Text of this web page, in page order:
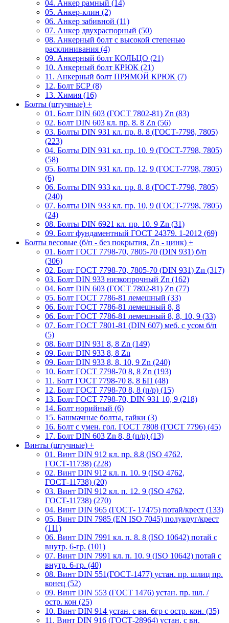
04. Анкер рамный (14)
05. Анкер-клин (2)
06. Анкер забивной (11)
07. Анкер двухраспорный (50)
08. Анкерный болт с высокой степенью
расклинивания (4)
09. Анкерный болт КОЛЬЦО (21)
10. Анкерный болт КРЮК (21)
11. Анкерный болт ПРЯМОЙ КРЮК (7)
12. Болт БСР (8)
13. Химия (16)
Болты (штучные) +
01. Болт DIN 603 (ГОСТ 7802-81) Zn (83)
02. Болт DIN 603 кл. пр. 8. 8 Zn (56)
03. Болты DIN 931 кл. пр. 8. 8 (ГОСТ-7798, 7805)
(223)
04. Болты DIN 931 кл. пр. 10. 9 (ГОСТ-7798, 7805)
(58)
05. Болты DIN 931 кл. пр. 12. 9 (ГОСТ-7798, 7805)
(6)
06. Болты DIN 933 кл. пр. 8. 8 (ГОСТ-7798, 7805)
(240)
07. Болты DIN 933 кл. пр. 10, 9 (ГОСТ-7798, 7805)
(24)
08. Болты DIN 6921 кл. пр. 10. 9 Zn (31)
09. Болт фундаментный ГОСТ 24379. 1-2012 (69)
Болты весовые (б/п - без покрытия, Zn - цинк) +
01. Болт ГОСТ 7798-70, 7805-70 (DIN 931) б/п
(306)
02. Болт ГОСТ 7798-70, 7805-70 (DIN 931) Zn (317)
03. Болт DIN 933 низкопрочный Zn (162)
04. Болт DIN 603 (ГОСТ 7802-81) Zn (77)
05. Болт ГОСТ 7786-81 лемешный (33)
06. Болт ГОСТ 7786-81 лемешный 8, 8
06. Болт ГОСТ 7786-81 лемешный 8, 8, 10, 9 (33)
07. Болт ГОСТ 7801-81 (DIN 607) меб. с усом б/п
(5)
08. Болт DIN 931 8, 8 Zn (149)
09. Болт DIN 933 8, 8 Zn
09. Болт DIN 933 8, 8, 10, 9 Zn (240)
10. Болт ГОСТ 7798-70 8, 8 Zn (193)
11. Болт ГОСТ 7798-70 8, 8 БП (48)
12. Болт ГОСТ 7798-70 8, 8 (п/р) (15)
13. Болт ГОСТ 7798-70, DIN 931 10, 9 (218)
14. Болт норийный (6)
15. Башмачные болты, гайки (3)
16. Болт с умен. гол. ГОСТ 7808 (ГОСТ 7796) (45)
17. Болт DIN 603 Zn 8, 8 (п/р) (13)
Винты (штучные) +
01. Винт DIN 912 кл. пр. 8.8 (ISO 4762,
ГОСТ-11738) (228)
02. Винт DIN 912 кл. п. 10. 9 (ISO 4762,
ГОСТ-11738) (20)
03. Винт DIN 912 кл. п. 12. 9 (ISO 4762,
ГОСТ-11738) (270)
04. Винт DIN 965 (ГОСТ- 17475) потай/крест (133)
05. Винт DIN 7985 (EN ISO 7045) полукруг/крест
(111)
06. Винт DIN 7991 кл. п. 8. 8 (ISO 10642) потай с
внутр. 6-гр. (101)
07. Винт DIN 7991 кл. п. 10. 9 (ISO 10642) потай с
внутр. 6-гр. (40)
08. Винт DIN 551(ГОСТ-1477) устан. пр. шлиц пр.
конец (52)
09. Винт DIN 553 (ГОСТ 1476) устан. пр. шл. /
остр. кон (25)
10. Винт DIN 914 устан. с вн. 6гр с остр. кон. (35)
11. Винт DIN 916 (ГОСТ-28964) устан. с вн.